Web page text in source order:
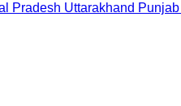
Pradesh Uttarakhand Punjab